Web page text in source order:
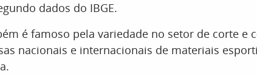
dados do IBGE.
é famoso pela variedade no setor de corte e
nacionais e internacionais de materiais